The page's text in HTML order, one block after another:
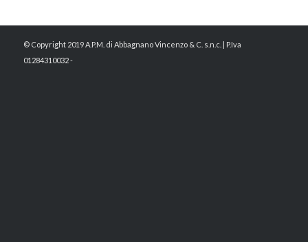
© Copyright 2019 A.P.M. di Abbagnano Vincenzo & C. s.n.c. | P.Iva
01284310032 -